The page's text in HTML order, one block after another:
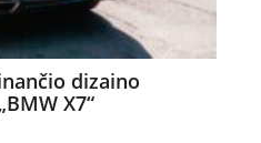
dizaino
X7“